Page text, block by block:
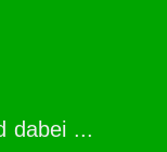
dabei ...